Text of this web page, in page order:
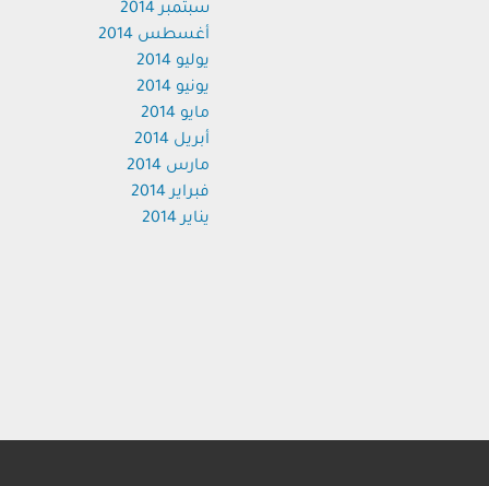
سبتمبر 2014
أغسطس 2014
يوليو 2014
يونيو 2014
مايو 2014
أبريل 2014
مارس 2014
فبراير 2014
يناير 2014